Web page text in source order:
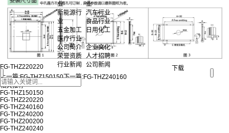
业
业
新能源行
业
汽车行业
食品行业
五金加工
日用化工
医疗行业
公司简介 企业文化
荣誉资质 人才招聘
行业新闻
公司新闻
FG-THZ220220
下载
上一篇:FG-THZ150150下一篇:FG-THZ240160
相关推荐
FG-THZ150150
FG-THZ220220
FG-THZ240160
FG-THZ240200
FG-THZ200200
FG-THZ240240